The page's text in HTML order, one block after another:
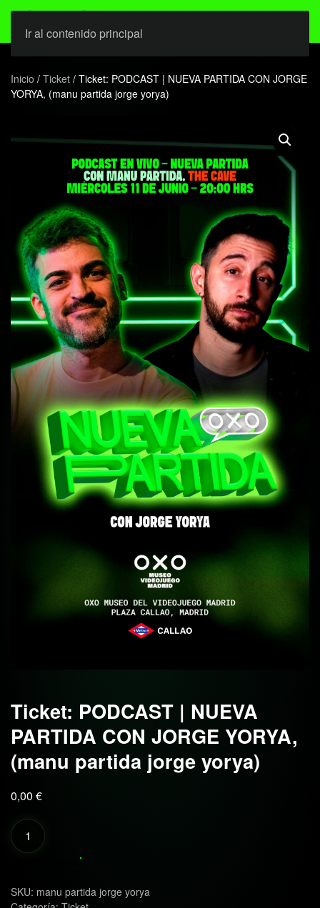
Ir al contenido principal
Inicio / Ticket / Ticket: PODCAST | NUEVA PARTIDA CON JORGE
YORYA, (manu partida jorge yorya)
Ticket: PODCAST | NUEVA
PARTIDA CON JORGE YORYA,
(manu partida jorge yorya)
0,00 €
Ticket:
PODCAST
PARTIDA
SKU: manu partida jorge yorya